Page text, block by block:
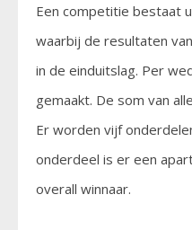
Een competitie bestaat
waarbij de resultaten
in de einduitslag. Per
gemaakt. De som van
Er worden vijf
onderdeel is er een
overall winnaar.